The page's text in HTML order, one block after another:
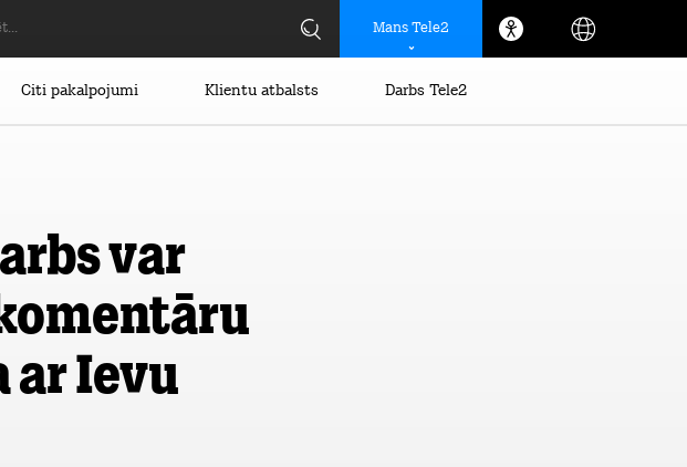
Mans Tele2
Citi pakalpojumi Klientu atbalsts Darbs Tele2
var
ar Ievu